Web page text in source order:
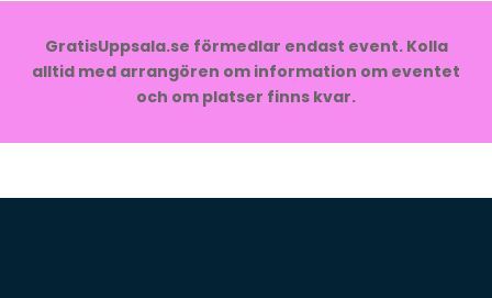
GratisUppsala.se förmedlar endast event. Kolla
alltid med arrangören om information om eventet
och om platser finns kvar.